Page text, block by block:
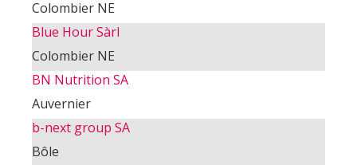
Colombier NE
Blue Hour Sàrl
Colombier NE
BN Nutrition SA
Auvernier
b-next group SA
Bôle